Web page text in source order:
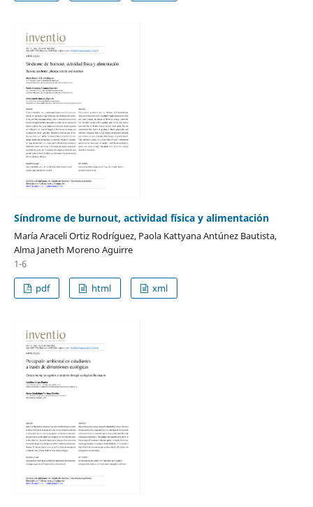
Síndrome de burnout, actividad física y alimentación
María Araceli Ortiz Rodríguez, Paola Kattyana Antúnez Bautista,
Alma Janeth Moreno Aguirre
1-6
pdf
html xml